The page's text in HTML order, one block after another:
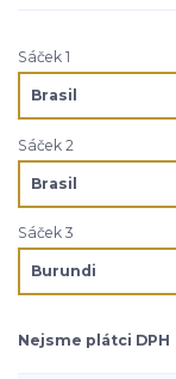
Sáček 1
Sáček 2
Sáček 3
Nejsme plátci DPH